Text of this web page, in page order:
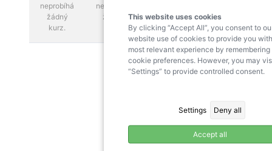
This website uses cookies
By clicking “Accept All”, you consent to
website use of cookies to provide you
most relevant experience by remembering
cookie preferences. However, you may
“Settings” to provide controlled consent.
Settings Deny all
Accept all
neprobíhá
žádný
kurz.
neprobíhá
žádný
žádný
kurz.
žádný
kurz.